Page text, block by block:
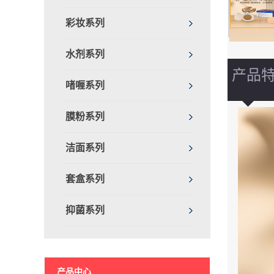
彩妆系列
水剂系列
啫喱系列
膜粉系列
洁面系列
套盒系列
抑菌系列
产品中心
产品